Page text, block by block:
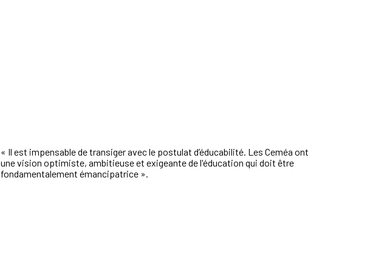
« Il est impensable de transiger avec le postulat d’éducabilité. Les Ceméa ont
une vision optimiste, ambitieuse et exigeantede l'éducation qui doit être
fondamentalement émancipatrice ».